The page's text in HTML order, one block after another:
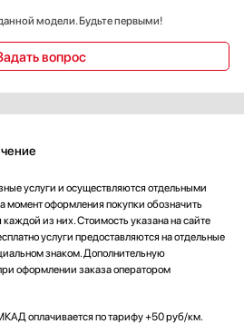
модели. Будьте первыми!
вопрос
услуги и осуществляются отдельными
оформления покупки обозначить
из них. Стоимость указана на сайте
услуги предоставляются на отдельные
знаком. Дополнительную
оформлении заказа оператором
оплачивается по тарифу +50 руб/км.